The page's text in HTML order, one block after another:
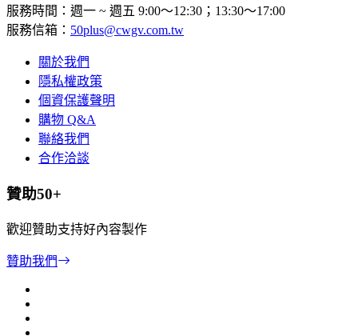
服務時間：週一 ~ 週五 9:00～12:30；13:30～17:00
服務信箱： 50plus@cwgv.com.tw
關於我們
隱私權政策
個資保護聲明
購物 Q&A
聯絡我們
合作洽談
贊助50+
歡迎贊助支持好內容製作
贊助我們